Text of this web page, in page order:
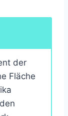
der
Fläche